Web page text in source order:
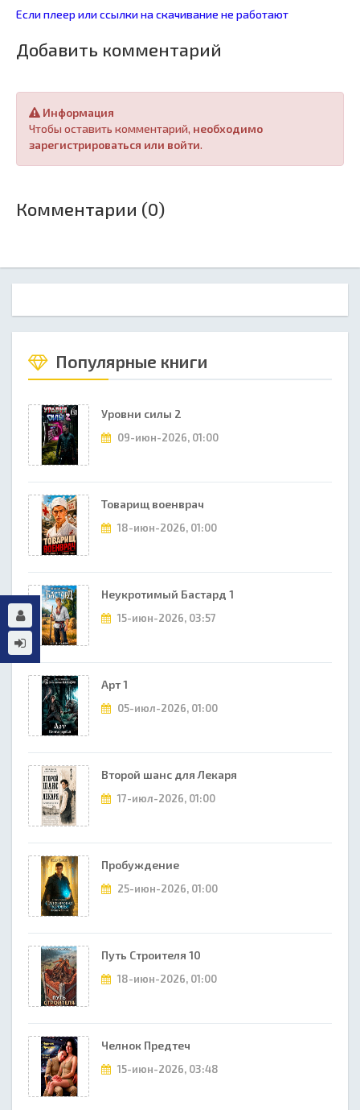
Если плеер или ссылки на скачивание не работают
Добавить комментарий
Информация
Чтобы оставить комментарий, необходимо
зарегистрироваться или войти.
Комментарии (0)
Популярные книги
Уровни силы 2
09-июн-2026, 01:00
Товарищ военврач
18-июн-2026, 01:00
Неукротимый Бастард 1
15-июн-2026, 03:57
Арт 1
05-июл-2026, 01:00
Второй шанс для Лекаря
17-июл-2026, 01:00
Пробуждение
25-июн-2026, 01:00
Путь Строителя 10
18-июн-2026, 01:00
Челнок Предтеч
15-июн-2026, 03:48